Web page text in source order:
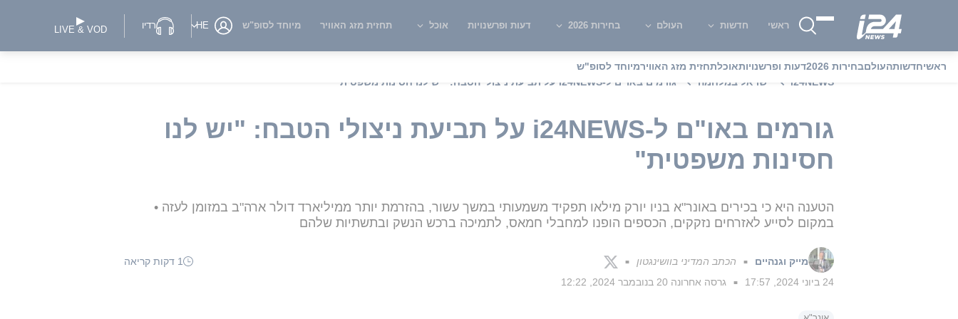
ראשי חדשות העולם בחירות 2026 דעות ופרשנויות אוכל תחזית מזג האוויר מיוחד לסופ"ש HE רדיו LIVE & VOD
ראשיחדשותהעולםבחירות 2026 דעות ופרשנויותאוכלתחזית מזג האווירמיוחד לסופ"ש
i24NEWS
ישראל במלחמה גורמים באו"ם ל-i24NEWS על תביעת ניצולי הטבח: "יש לנו חסינות משפטית"
גורמים באו"ם ל-i24NEWS על תביעת ניצולי הטבח: "יש לנו
חסינות משפטית"
הטענה היא כי בכירים באונר"א בניו יורק מילאו תפקיד משמעותי במשך עשור, בהזרמת יותר ממיליארד דולר ארה"ב במזומן לעזה •
במקום לסייע לאזרחים נזקקים, הכספים הופנו למחבלי חמאס, לתמיכה ברכש הנשק ובתשתיות שלהם
מייק וגנהיים ■ הכתב המדיני בוושינגטון ■
1 דקות קריאה
24 ביוני 2024, 17:57
■ גרסה אחרונה 20 בנובמבר 2024, 12:22